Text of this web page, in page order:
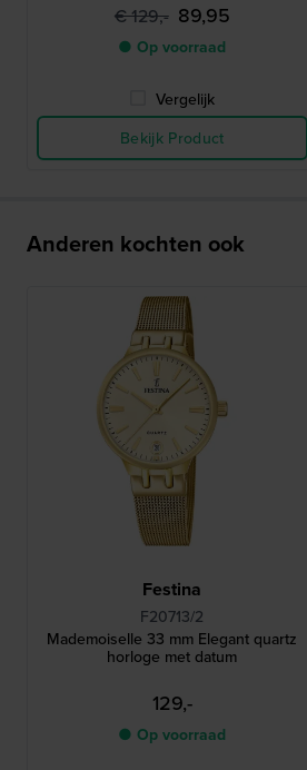
€ 129,- 89,95
● Op voorraad
Vergelijk
Bekijk Product
Anderen kochten ook
Festina
F20713/2
Mademoiselle 33 mm Elegant quartz
horloge met datum
129,-
● Op voorraad